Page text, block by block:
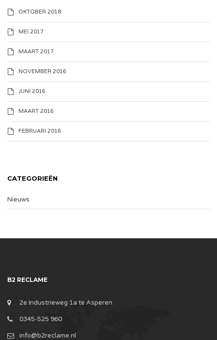
OKTOBER 2018
MEI 2017
MAART 2017
NOVEMBER 2016
JUNI 2016
MAART 2016
FEBRUARI 2016
CATEGORIEËN
Nieuws
B2 RECLAME
2e Industrieweg 1a te Asperen
0345-525 960
info@b2reclame.nl